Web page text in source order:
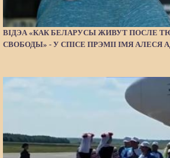
ВІДЭА «КАК БЕЛАРУСЫ ЖИВУТ ПОСЛЕ
СВОБОДЫ» - У СПІСЕ ПРЭМІІ ІМЯ АЛЕСЯ